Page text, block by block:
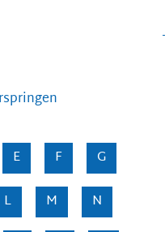
E F
G
L M
N